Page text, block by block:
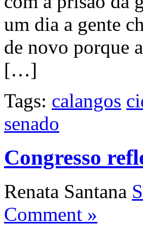
um dia a gente
de novo porque
[…]
Tags: calangos
senado
Congresso
Renata Santana
Comment »